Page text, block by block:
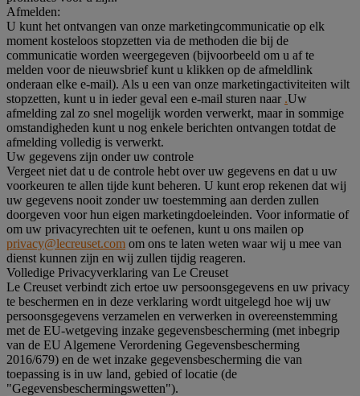
Afmelden:
U kunt het ontvangen van onze marketingcommunicatie op elk
moment kosteloos stopzetten via de methoden die bij de
communicatie worden weergegeven (bijvoorbeeld om u af te
melden voor de nieuwsbrief kunt u klikken op de afmeldlink
onderaan elke e-mail). Als u een van onze marketingactiviteiten wilt
stopzetten, kunt u in ieder geval een e-mail sturen naar .Uw
afmelding zal zo snel mogelijk worden verwerkt, maar in sommige
omstandigheden kunt u nog enkele berichten ontvangen totdat de
afmelding volledig is verwerkt.
Uw gegevens zijn onder uw controle
Vergeet niet dat u de controle hebt over uw gegevens en dat u uw
voorkeuren te allen tijde kunt beheren. U kunt erop rekenen dat wij
uw gegevens nooit zonder uw toestemming aan derden zullen
doorgeven voor hun eigen marketingdoeleinden. Voor informatie of
om uw privacyrechten uit te oefenen, kunt u ons mailen op
privacy@lecreuset.com om ons te laten weten waar wij u mee van
dienst kunnen zijn en wij zullen tijdig reageren.
Volledige Privacyverklaring van Le Creuset
Le Creuset verbindt zich ertoe uw persoonsgegevens en uw privacy
te beschermen en in deze verklaring wordt uitgelegd hoe wij uw
persoonsgegevens verzamelen en verwerken in overeenstemming
met de EU-wetgeving inzake gegevensbescherming (met inbegrip
van de EU Algemene Verordening Gegevensbescherming
2016/679) en de wet inzake gegevensbescherming die van
toepassing is in uw land, gebied of locatie (de
"Gegevensbeschermingswetten").